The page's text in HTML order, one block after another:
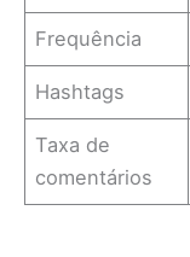
Frequência
Hashtags
Taxa de
comentários